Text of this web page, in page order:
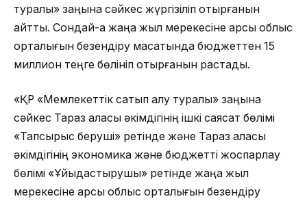
туралы» заңына сәйкес жүргізіліп отырғанын
айтты. Сондай-ақ жаңа жыл мерекесіне қарсы облыс
орталығын безендіру мақсатында бюджеттен 15
миллион теңге бөлініп отырғанын растады.
«ҚР «Мемлекеттік сатып алу туралы» заңына
сәйкес Тараз қаласы әкімдігінің ішкі саясат бөлімі
«Тапсырыс беруші» ретінде және Тараз қаласы
әкімдігінің экономика және бюджетті жоспарлау
бөлімі «Ұйыдастырушы» ретінде жаңа жыл
мерекесіне қарсы облыс орталығын безендіру